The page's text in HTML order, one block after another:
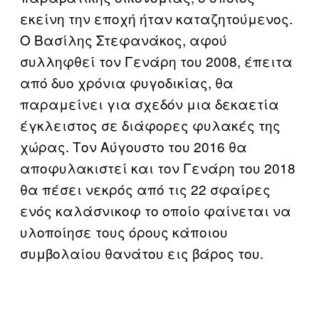
εκείνη την εποχή ήταν καταζητούμενος.
Ο Βασίλης Στεφανάκος, αφού
συλληφθεί τον Γενάρη του 2008, έπειτα
από δυο χρόνια φυγοδικίας, θα
παραμείνει για σχεδόν μια δεκαετία
έγκλειστος σε διάφορες φυλακές της
χώρας. Τον Αύγουστο του 2016 θα
αποφυλακιστεί και τον Γενάρη του 2018
θα πέσει νεκρός από τις 22 σφαίρες
ενός καλάσνικοφ το οποίο φαίνεται να
υλοποίησε τους όρους κάποιου
συμβολαίου θανάτου εις βάρος του.